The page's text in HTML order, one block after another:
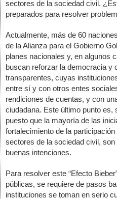
sectores de la sociedad civil.
preparados para resolver
Actualmente, más de 60
de la Alianza para el Gobierno
planes nacionales y, en algunos
buscan reforzar la democracia y
transparentes, cuyas
entre sí y con otros entes
rendiciones de cuentas, y con
ciudadana. Este último punto es,
puesto que la mayoría de las
fortalecimiento de la
sectores de la sociedad civil,
buenas intenciones.
Para resolver este “Efecto
públicas, se requiere de pasos
instituciones se toman en serio